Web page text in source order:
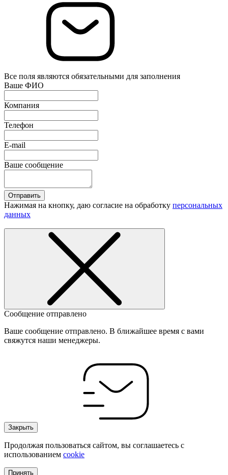
Все поля являются обязательными для заполнения
Ваше ФИО
Компания
Телефон
E-mail
Ваше сообщение
Отправить
Нажимая на кнопку, даю согласие на обработку персональных
данных
Сообщение отправлено
Ваше сообщение отправлено. В ближайшее время с вами
свяжутся наши менеджеры.
Закрыть
Продолжая пользоваться сайтом, вы соглашаетесь с
использованием cookie
Принять